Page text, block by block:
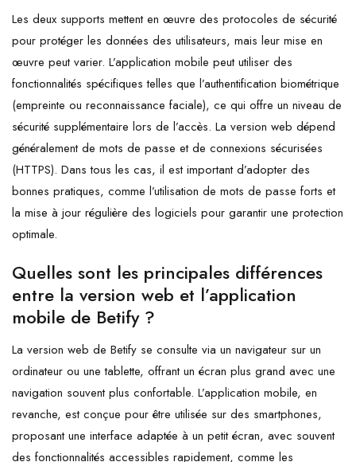
Les deux supports mettent en œuvre des protocoles de sécurité
pour protéger les données des utilisateurs, mais leur mise en
œuvre peut varier. L’application mobile peut utiliser des
fonctionnalités spécifiques telles que l’authentification biométrique
(empreinte ou reconnaissance faciale), ce qui offre un niveau de
sécurité supplémentaire lors de l’accès. La version web dépend
généralement de mots de passe et de connexions sécurisées
(HTTPS). Dans tous les cas, il est important d’adopter des
bonnes pratiques, comme l’utilisation de mots de passe forts et
la mise à jour régulière des logiciels pour garantir une protection
optimale.
Quelles sont les principales différences
entre la version web et l’application
mobile de Betify ?
La version web de Betify se consulte via un navigateur sur un
ordinateur ou une tablette, offrant un écran plus grand avec une
navigation souvent plus confortable. L’application mobile, en
revanche, est conçue pour être utilisée sur des smartphones,
proposant une interface adaptée à un petit écran, avec souvent
des fonctionnalités accessibles rapidement, comme les